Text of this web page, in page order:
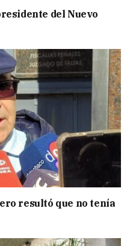
del Nuevo
resultó que no tenía